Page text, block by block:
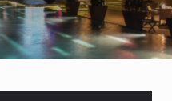
La investigación por la muerte de Kevin Arley Acosta Pico,…